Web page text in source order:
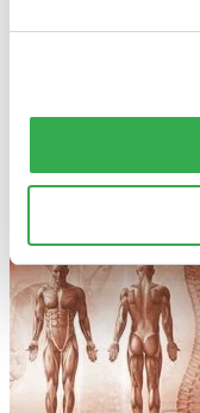
Najlacnejšie
Použité filtre